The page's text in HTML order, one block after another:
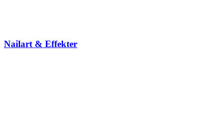
Nailart & Effekter